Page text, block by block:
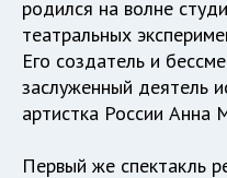
родился на волне
театральных
Его создатель и
заслуженный деятель
артистка России Анна
Первый же спектакль